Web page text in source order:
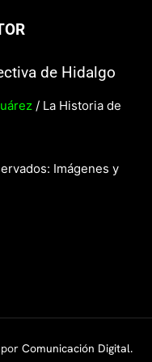
de Hidalgo
/ La Historia de
Imágenes y
Comunicación Digital.